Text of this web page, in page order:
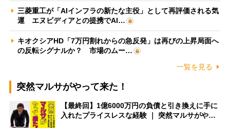
三菱重工が「AIインフラの新たな主役」として再評価される気
運 エヌビディアとの提携でAI…
キオクシアHD「7万円割れからの急反発」は再びの上昇局面へ
の反転シグナルか？ 市場のムー…
一覧を見る
突然マルサがやって来た！
【最終回】1億6000万円の負債と引き換えに手に
入れたプライスレスな経験 ｜ 突然マルサがや…